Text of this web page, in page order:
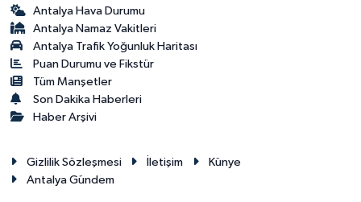
Antalya Hava Durumu
Antalya Namaz Vakitleri
Antalya Trafik Yoğunluk Haritası
Puan Durumu ve Fikstür
Tüm Manşetler
Son Dakika Haberleri
Haber Arşivi
Gizlilik Sözleşmesi İletişim
Künye
Antalya Gündem